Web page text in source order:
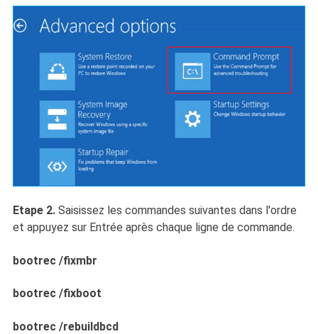
Etape 2.Saisissez les commandes suivantes dans l'ordre
et appuyez sur Entrée après chaque ligne de commande.
bootrec /fixmbr
bootrec /fixboot
bootrec /rebuildbcd